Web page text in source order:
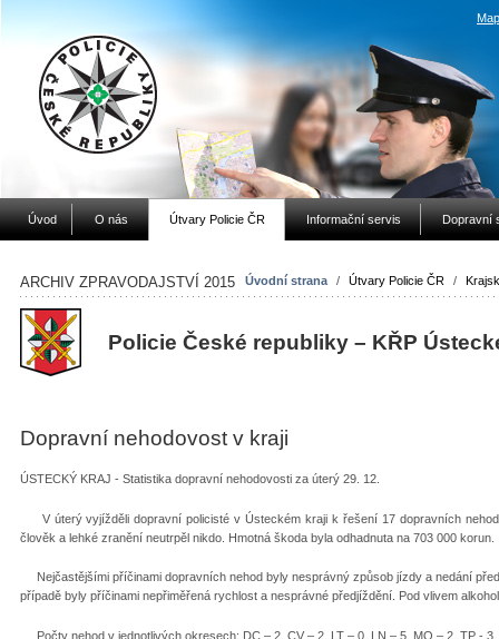
Úvod O nás Útvary Policie ČR Informační servis Dopravní
Úvodní strana / Útvary Policie ČR /
ARCHIV ZPRAVODAJSTVÍ 2015
Policie České republiky – KŘP
Dopravní nehodovost v kraji
ÚSTECKÝ KRAJ - Statistika dopravní nehodovosti za úterý 29. 12.
V úterý vyjížděli dopravní policisté v Ústeckém kraji k řešení 17 dopravních
člověk a lehké zranění neutrpěl nikdo. Hmotná škoda byla odhadnuta na 703 000 korun.
Nejčastějšími příčinami dopravních nehod byly nesprávný způsob jízdy a nedání
případě byly příčinami nepřiměřená rychlost a nesprávné předjíždění. Pod vlivem
Počty nehod v jednotlivých okresech: DC – 2, CV – 2, LT – 0, LN – 5, MO – 2, TP - 3,